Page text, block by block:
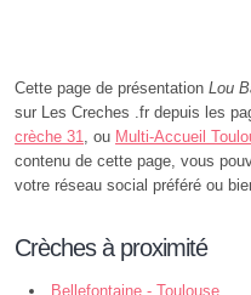
Cette page de présentation Lou
sur Les Creches .fr depuis les
crèche 31, ou Multi-Accueil
contenu de cette page, vous
votre réseau social préféré ou
Crèches à proximité
Bellefontaine - Toulouse